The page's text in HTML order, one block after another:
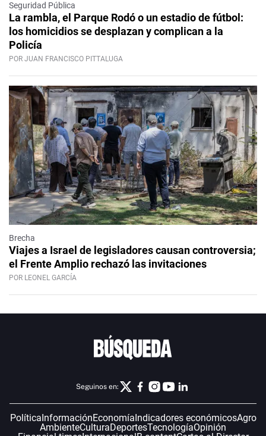
Seguridad Pública
La rambla, el Parque Rodó o un estadio de fútbol:
los homicidios se desplazan y complican a la
Policía
POR JUAN FRANCISCO PITTALUGA
Brecha
Viajes a Israel de legisladores causan controversia;
el Frente Amplio rechazó las invitaciones
POR LEONEL GARCÍA
Seguinos en:
PolíticaInformaciónEconomíaIndicadores económicosAgro
AmbienteCulturaDeportesTecnologíaOpinión